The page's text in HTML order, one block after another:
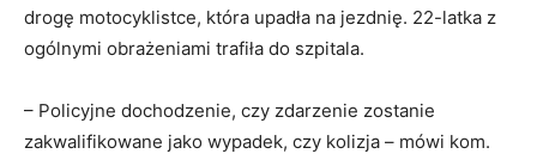
drogę motocyklistce, która upadła na jezdnię. 22-latka z
ogólnymi obrażeniami trafiła do szpitala.
– Policyjne dochodzenie, czy zdarzenie zostanie
zakwalifikowane jako wypadek, czy kolizja – mówi kom.